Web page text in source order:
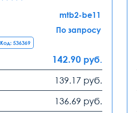
mtb2-be11
По запросу
Код: 536369
142.90 руб.
139.17 руб.
136.69 руб.